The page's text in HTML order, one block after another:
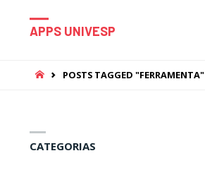
APPS UNIVESP
HOMEPOSTS TAGGED "FERRAMENTA"
CATEGORIAS